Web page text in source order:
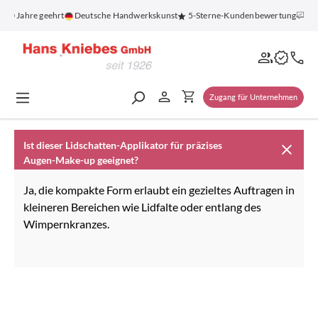
springen
Jahre geehrt Deutsche Handwerkskunst 5-Sterne-Kundenbewertung
Zugang für Unternehmen
Ist dieser Lidschatten-Applikator für präzises
Augen-Make-up geeignet?
Ja, die kompakte Form erlaubt ein gezieltes Auftragen in
kleineren Bereichen wie Lidfalte oder entlang des
Wimpernkranzes.